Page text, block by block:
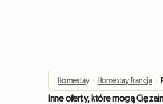
Homestay › Homestay Francja ›
Inne oferty, które mogą Cię